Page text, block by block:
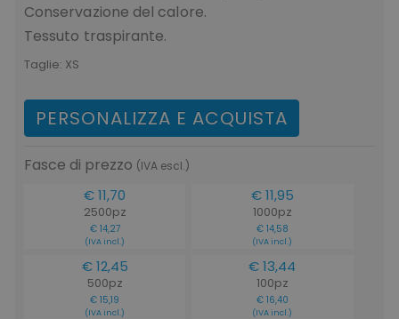
Conservazione del calore.
Tessuto traspirante.
Taglie: XS
PERSONALIZZA E ACQUISTA
Fasce di prezzo (IVA escl.)
€ 11,70
2500pz
€ 14,27
(IVA incl.)
€ 11,95
1000pz
€ 14,58
(IVA incl.)
€ 12,45
500pz
€ 15,19
(IVA incl.)
€ 13,44
100pz
€ 16,40
(IVA incl.)